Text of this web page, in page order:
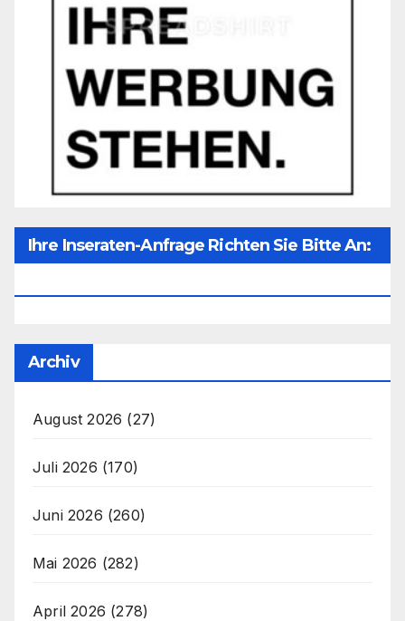
Ihre Inseraten-Anfrage Richten Sie Bitte An:
Archiv
August 2026 (27)
Juli 2026 (170)
Juni 2026 (260)
Mai 2026 (282)
April 2026 (278)